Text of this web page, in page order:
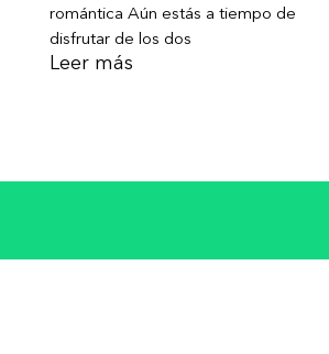
romántica Aún estás a tiempo de
disfrutar de los dos
Leer más